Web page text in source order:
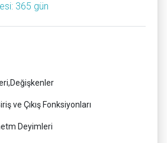
365 gün
ve Çıkış Fonksiyonları
Deyimleri